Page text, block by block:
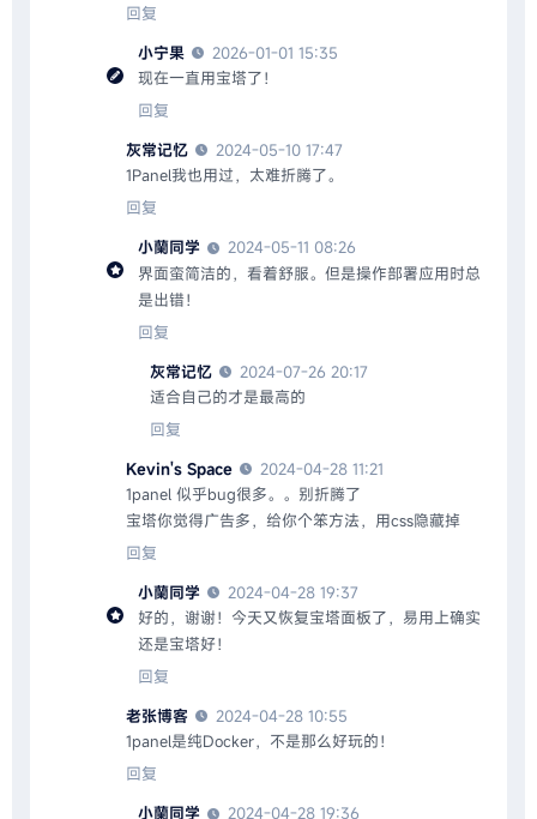
回复
小宁果
2026-01-01 15:35
现在一直用宝塔了！
回复
灰常记忆
2024-05-10 17:47
1Panel我也用过，太难折腾了。
回复
小蘭同学
2024-05-11 08:26
界面蛮简洁的，看着舒服。但是操作部署应用时总
是出错！
回复
灰常记忆
2024-07-26 20:17
适合自己的才是最高的
回复
Kevin's Space
2024-04-28 11:21
1panel 似乎bug很多。。别折腾了
宝塔你觉得广告多，给你个笨方法，用css隐藏掉
回复
小蘭同学
2024-04-28 19:37
好的，谢谢！今天又恢复宝塔面板了，易用上确实
还是宝塔好！
回复
老张博客
2024-04-28 10:55
1panel是纯Docker，不是那么好玩的！
回复
小蘭同学
2024-04-28 19:36